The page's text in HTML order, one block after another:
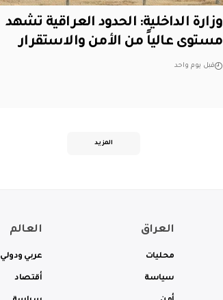
وزارة الداخلية: الحدود العراقية تشهد
مستوى عالياً من الأمن والاستقرار
قبل يوم واحد
المزيد
العراق
محليات
سياسة
العالم
عربي ودولي
أقتصاد